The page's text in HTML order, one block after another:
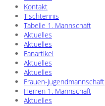
Kontakt
Tischtennis
Tabelle 1. Mannschaft
Aktuelles
Aktuelles
Fanartikel
Aktuelles
Aktuelles
Frauen-Jugendmannschaft
Herren 1. Mannschaft
Aktuelles